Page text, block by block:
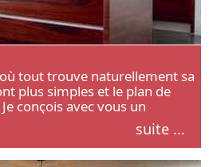
tout trouve naturellement sa
plus simples et le plan de
conçois avec vous un
votre manière de cuisiner, de
suite ...